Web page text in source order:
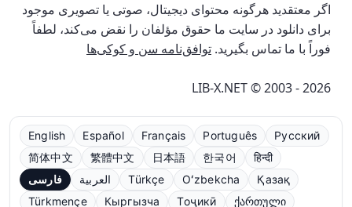
اگر معتقدید هرگونه محتوای دیجیتال، صوتی یا تصویری موجود
برای دانلود در سایت ما حقوق مؤلفان را نقض می‌کند، لطفاً
فوراً با ما تماس بگیرید. توافق‌نامه سن و کوکی‌ها
LIB-X.NET © 2003 - 2026
English Español Français Português
Русский
简体中文
繁體中文 日本語 한국어
हिन्दी
فارسی
العربية Türkçe Oʻzbekcha
Қазақ
Türkmençe
Кыргызча Тоҷикӣ ქართული